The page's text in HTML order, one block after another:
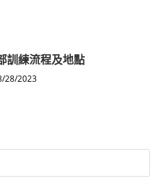
訓練流程及地點
28/2023